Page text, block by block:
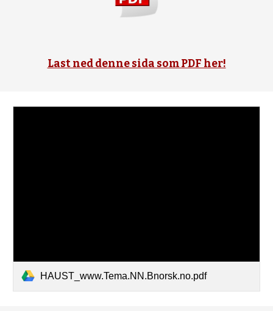
Last ned denne sida som PDF her!
HAUST_www.Tema.NN.Bnorsk.no.pdf